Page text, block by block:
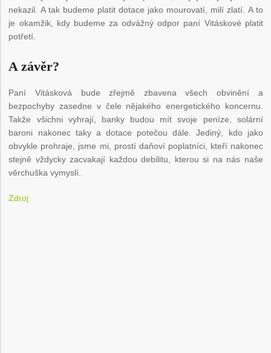
nekazil. A tak budeme platit dotace jako mourovatí, milí zlatí. A to
je okamžik, kdy budeme za odvážný odpor paní Vitáskové platit
potřetí.
A závěr?
Paní Vitásková bude zřejmě zbavena všech obvinění a
bezpochyby zasedne v čele nějakého energetického koncernu.
Takže všichni vyhrají, banky budou mít svoje peníze, solární
baroni nakonec taky a dotace potečou dále. Jediný, kdo jako
obvykle prohraje, jsme mi, prostí daňoví poplatníci, kteří nakonec
stejně vždycky zacvakají každou debilitu, kterou si na nás naše
věrchuška vymyslí.
Zdroj